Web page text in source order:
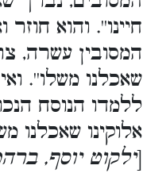
חיינו''. והוא
המסובין עשרה,
שאכלנו משלו''.
ללמדו הנוסח
אלוקינו שאכלנו
[ילקוט יוסף,